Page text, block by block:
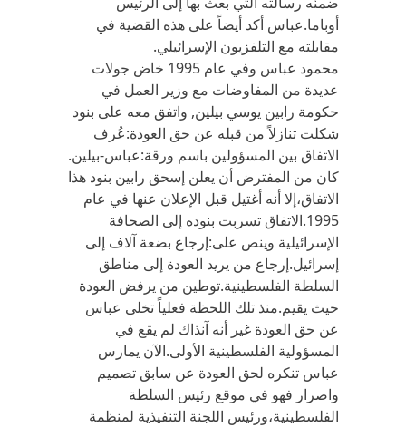
أوباما.عباس أكد أيضاً على هذه القضية في
مقابلته مع التلفزيون الإسرائيلي.
محمود عباس وفي عام 1995 خاض جولات
عديدة من المفاوضات مع وزير العمل في
حكومة رابين يوسي بيلين, واتفق معه على بنود
شكلت تنازلاً من قبله عن حق العودة:عُرف
الاتفاق بين المسؤولين باسم ورقة:عباس-بيلين.
كان من المفترض أن يعلن إسحق رابين بنود هذا
الاتفاق،إلا أنه أغتيل قبل الإعلان عنها في عام
1995.الاتفاق تسربت بنوده إلى الصحافة
الإسرائيلية وينص على:إرجاع بضعة آلاف إلى
إسرائيل.إرجاع من يريد العودة إلى مناطق
السلطة الفلسطينية.توطين من يرفض العودة
حيث يقيم.منذ تلك اللحظة فعلياً تخلى عباس
عن حق العودة غير أنه آنذاك لم يقع في
المسؤولية الفلسطينية الأولى.الآن يمارس
عباس تنكره لحق العودة عن سابق تصميم
واصرار فهو في موقع رئيس السلطة
الفلسطينية،ورئيس اللجنة التنفيذية لمنظمة